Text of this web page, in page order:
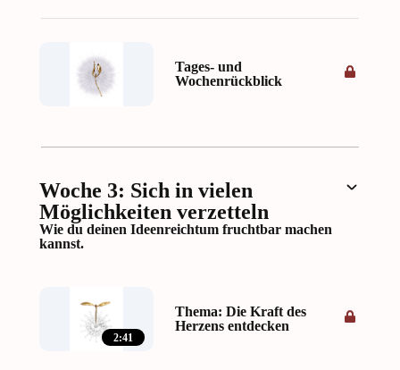
Tages- und
Wochenrückblick
Woche 3: Sich in vielen
Möglichkeiten verzetteln
Wie du deinen Ideenreichtum fruchtbar machen
kannst.
2:41
Thema: Die Kraft des
Herzens entdecken